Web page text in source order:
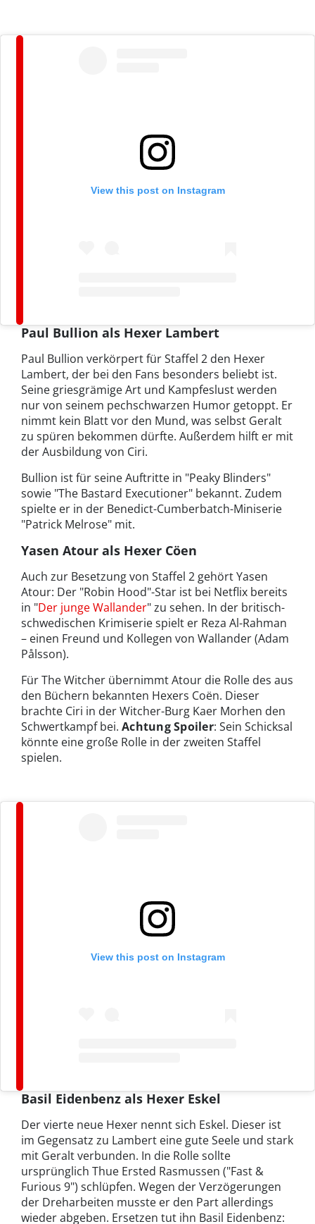
View this post on Instagram
Paul Bullion als Hexer Lambert
Paul Bullion verkörpert für Staffel 2 den Hexer
Lambert, der bei den Fans besonders beliebt ist.
Seine griesgrämige Art und Kampfeslust werden
nur von seinem pechschwarzen Humor getoppt. Er
nimmt kein Blatt vor den Mund, was selbst Geralt
zu spüren bekommen dürfte. Außerdem hilft er mit
der Ausbildung von Ciri.
Bullion ist für seine Auftritte in "Peaky Blinders"
sowie "The Bastard Executioner" bekannt. Zudem
spielte er in der Benedict-Cumberbatch-Miniserie
"Patrick Melrose" mit.
Yasen Atour als Hexer Cöen
Auch zur Besetzung von Staffel 2 gehört Yasen
Atour: Der "Robin Hood"-Star ist bei Netflix bereits
in "Der junge Wallander" zu sehen. In der britisch-
schwedischen Krimiserie spielt er Reza Al-Rahman
– einen Freund und Kollegen von Wallander (Adam
Pålsson).
Für The Witcher übernimmt Atour die Rolle des aus
den Büchern bekannten Hexers Coën. Dieser
brachte Ciri in der Witcher-Burg Kaer Morhen den
Schwertkampf bei. Achtung Spoiler: Sein Schicksal
könnte eine große Rolle in der zweiten Staffel
spielen.
View this post on Instagram
Basil Eidenbenz als Hexer Eskel
Der vierte neue Hexer nennt sich Eskel. Dieser ist
im Gegensatz zu Lambert eine gute Seele und stark
mit Geralt verbunden. In die Rolle sollte
ursprünglich Thue Ersted Rasmussen ("Fast &
Furious 9") schlüpfen. Wegen der Verzögerungen
der Dreharbeiten musste er den Part allerdings
wieder abgeben. Ersetzen tut ihn Basil Eidenbenz: